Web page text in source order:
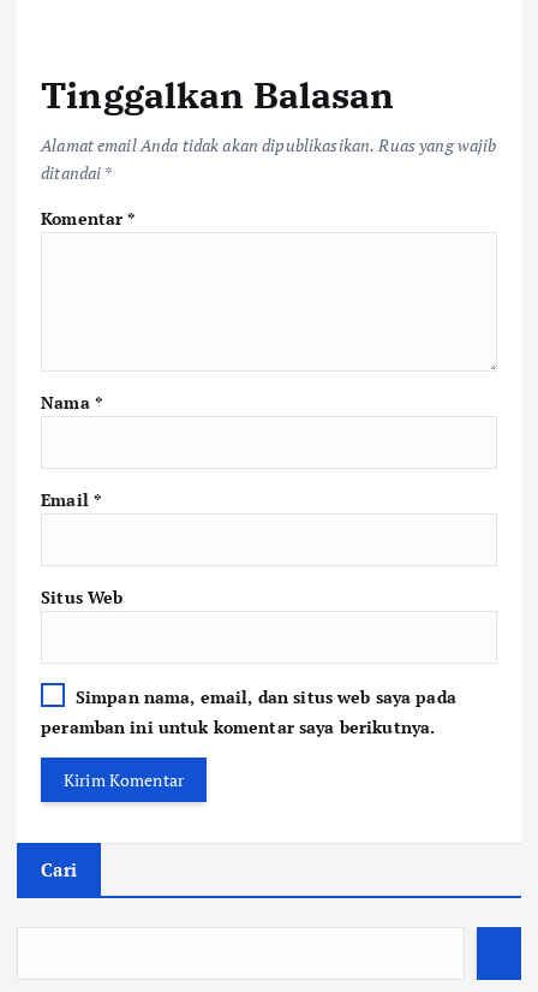
Tinggalkan Balasan
Alamat email Anda tidak akan dipublikasikan. Ruas yang wajib
ditandai *
Komentar*
Nama *
Email *
Situs Web
Simpan nama, email, dan situs web saya pada
peramban ini untuk komentar saya berikutnya.
Cari